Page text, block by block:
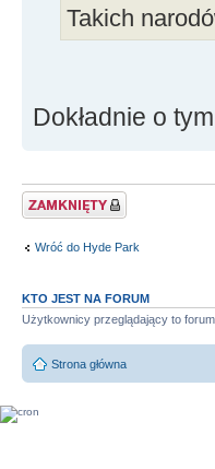
Takich
Dokładnie o
Zablokowany temat
Wróć do Hyde Park
KTO JEST NA FORUM
Użytkownicy przeglądający to
Strona główna